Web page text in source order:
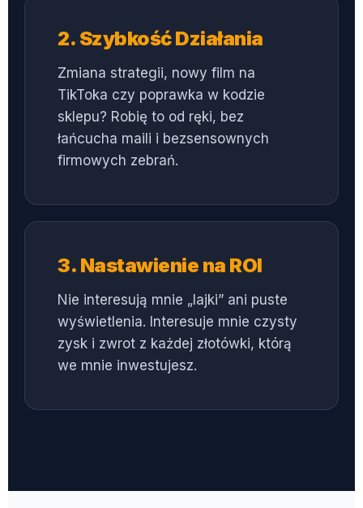
2. Szybkość Działania
Zmiana strategii, nowy film na
TikToka czy poprawka w kodzie
sklepu? Robię to od ręki, bez
łańcucha maili i bezsensownych
firmowych zebrań.
3. Nastawienie na ROI
Nie interesują mnie „lajki” ani puste
wyświetlenia. Interesuje mnie czysty
zysk i zwrot z każdej złotówki, którą
we mnie inwestujesz.